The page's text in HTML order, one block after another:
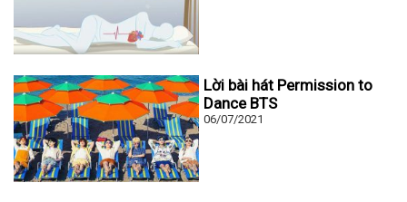
Lời bài hát Permission to
Dance BTS
06/07/2021